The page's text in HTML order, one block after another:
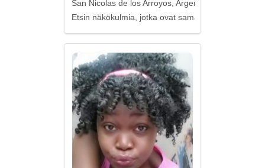
San Nicolas de los Arroyos, Argentiina
Etsin näkökulmia, jotka ovat samankaltaisia kuin